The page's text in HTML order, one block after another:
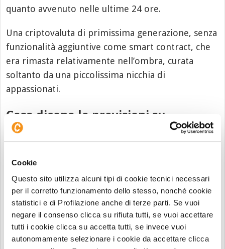
Cookie
Questo sito utilizza alcuni tipi di cookie tecnici necessari
per il corretto funzionamento dello stesso, nonché cookie
statistici e di Profilazione anche di terze parti. Se vuoi
negare il consenso clicca su rifiuta tutti, se vuoi accettare
tutti i cookie clicca su accetta tutti, se invece vuoi
autonomamente selezionare i cookie da accettare clicca
quanto avvenuto nelle ultime 24 ore.
Una criptovaluta di primissima generazione, senza
funzionalità aggiuntive come smart contract, che
era rimasta relativamente nell’ombra, curata
soltanto da una piccolissima nicchia di
appassionati.
Cosa dicono le previsioni su
Dogecoin?
sul futuro di Dogecoin, sia di breve che di lungo
termine. Secondo molti, soprattutto tra quelli che
arrivano dallafinanza classica , si tratterebbe
dell’ennesimo caso dipump & dump, ovvero di
acquisto in massa, pilotato anche da grandi
investitori, per poi rivendere tutto o quasi al picco
del prezzo, causando l’esplosione della bolla.